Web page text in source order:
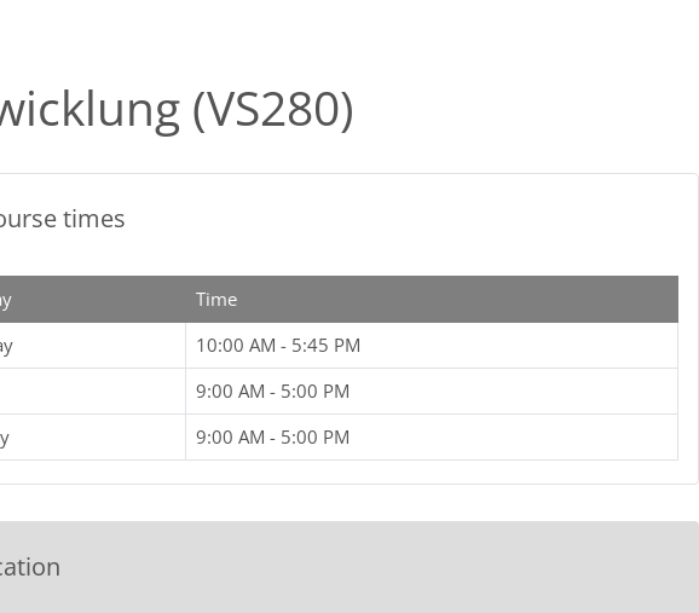
(VS280)
times
Time
10:00 AM - 5:45 PM
9:00 AM - 5:00 PM
9:00 AM - 5:00 PM